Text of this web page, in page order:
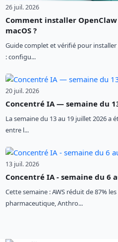
26 juil. 2026
Comment installer
macOS ?
Guide complet et vérifié pour installer
: configu...
20 juil. 2026
Concentré IA — semaine du
La semaine du 13 au 19 juillet 2026 a
entre l...
13 juil. 2026
Concentré IA - semaine du 6
Cette semaine : AWS réduit de 87%
pharmaceutique, Anthro...